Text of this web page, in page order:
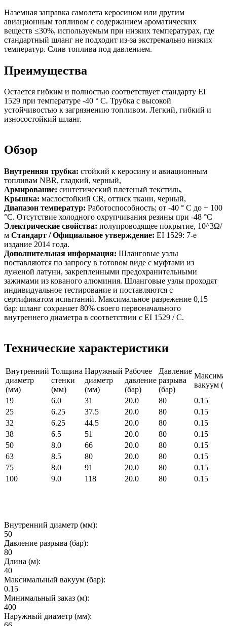
Наземная заправка самолета керосином или другим
авиационным топливом с содержанием ароматических
веществ ≤30%, используемым при низких температурах, где
стандартный шланг не подходит из-за экстремально низких
температур. Слив топлива под давлением.
Преимущества
Остается гибким и полностью соответствует стандарту EI
1529 при температуре -40 ° C. Трубка с высокой
устойчивостью к загрязнению топливом. Легкий, гибкий и
износостойкий шланг.
Обзор
Внутренняя трубка: стойкий к керосину и авиационным
топливам NBR, гладкий, черный,
Армирование: синтетический плетеный текстиль,
Крышка: маслостойкий CR, оттиск ткани, черный,
Диапазон температур: Работоспособность; от -40 ° C до + 100
°C. Отсутствие холодного охрупчивания резины при -48 °C
Электрические свойства: полупроводящее покрытие, 10^3Ω/
м Стандарт / Официальное утверждение: EI 1529: 7-е
издание 2014 года.
Дополнительная информация: Шланговые узлы
поставляются по запросу в готовом виде с муфтами из
луженой латуни, закрепленными предохранительными
зажимами из кованого алюминия. Шланговые узлы проходят
индивидуальное тестирование и поставляются с
сертификатом испытаний. Максимальное разрежение 0,15
бар: шланг сохраняет 80% своего первоначального
внутреннего диаметра в соответствии с EI 1529 / C.
Технические характеристики
Внутренний
диаметр
(мм)
Толщина
стенки
(мм)
Наружный
диаметр
(мм)
Рабочее
давление
(бар)
Давление
разрыва
(бар)
вакуум
19
6.0 31 20.0 80
0.15
25
6.25 37.5 20.0 80
0.15
32
6.25 44.5 20.0 80
0.15
38
6.5 51 20.0 80
0.15
50
8.0 66 20.0 80
0.15
63
8.5 80 20.0 80
0.15
75
8.0 91 20.0 80
0.15
100
9.0 118 20.0 80 0.15
Внутренний диаметр (мм):
50
Давление разрыва (бар):
80
Длина (м):
40
Максимальный вакуум (бар):
0.15
Минимальный заказ (м):
400
Наружный диаметр (мм):